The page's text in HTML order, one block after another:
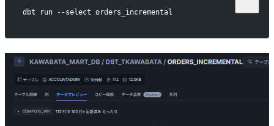
dbt run --select orders_incremental